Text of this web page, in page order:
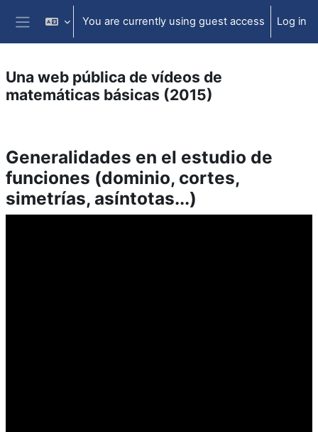
Skip to main content
Side panel
You are currently using guest access Log in
Una web pública de vídeos de
matemáticas básicas (2015)
Generalidades en el estudio de
funciones (dominio, cortes,
simetrías, asíntotas...)